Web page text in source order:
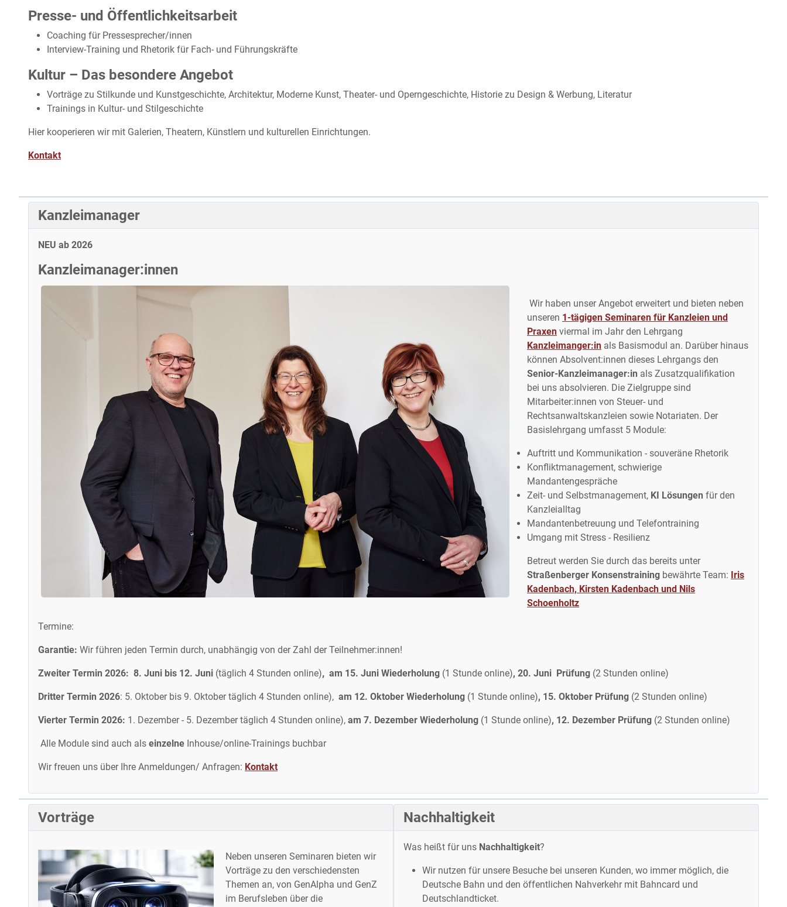
Presse- und Öffentlichkeitsarbeit
Coaching für Pressesprecher/innen
Interview-Training und Rhetorik für Fach- und Führungskräfte
Kultur – Das besondere Angebot
Vorträge zu Stilkunde und Kunstgeschichte, Architektur, Moderne Kunst, Theater- und Operngeschichte, Historie zu Design & Werbung, Literatur
Trainings in Kultur- und Stilgeschichte
Hier kooperieren wir mit Galerien, Theatern, Künstlern und kulturellen Einrichtungen.
Kontakt
Kanzleimanager
NEU ab 2026
Kanzleimanager:innen
Wir haben unser Angebot erweitert und bieten neben
unseren 1-tägigen Seminaren für Kanzleien und
Praxen viermal im Jahr den Lehrgang
Kanzleimanger:in als Basismodul an. Darüber hinaus
können Absolvent:innen dieses Lehrgangs den
Senior-Kanzleimanager:in als Zusatzqualifikation
bei uns absolvieren. Die Zielgruppe sind
Mitarbeiter:innen von Steuer- und
Rechtsanwaltskanzleien sowie Notariaten. Der
Basislehrgang umfasst 5 Module:
Auftritt und Kommunikation - souveräne Rhetorik
Konfliktmanagement, schwierige
Mandantengespräche
Zeit- und Selbstmanagement, KI Lösungen für den
Kanzleialltag
Mandantenbetreuung und Telefontraining
Umgang mit Stress - Resilienz
Betreut werden Sie durch das bereits unter
Straßenberger Konsenstraining bewährte Team: Iris
Kadenbach, Kirsten Kadenbach und Nils
Schoenholtz
Termine:
Garantie: Wir führen jeden Termin durch, unabhängig von der Zahl der Teilnehmer:innen!
Zweiter Termin 2026: 8. Juni bis 12. Juni (täglich 4 Stunden online), am 15. Juni Wiederholung (1 Stunde online), 20. Juni Prüfung (2 Stunden online)
Dritter Termin 2026: 5. Oktober bis 9. Oktober täglich 4 Stunden online), am 12. Oktober Wiederholung (1 Stunde online), 15. Oktober Prüfung (2 Stunden online)
Vierter Termin 2026: 1. Dezember - 5. Dezember täglich 4 Stunden online), am 7. Dezember Wiederholung (1 Stunde online), 12. Dezember Prüfung (2 Stunden online)
Alle Module sind auch als einzelne Inhouse/online-Trainings buchbar
Wir freuen uns über Ihre Anmeldungen/ Anfragen: Kontakt
Vorträge
Neben unseren Seminaren bieten wir
Vorträge zu den verschiedensten
Themen an, von GenAlpha und GenZ
im Berufsleben über die
Nachhaltigkeit
Was heißt für uns Nachhaltigkeit?
Wir nutzen für unsere Besuche bei unseren Kunden, wo immer möglich, die
Deutsche Bahn und den öffentlichen Nahverkehr mit Bahncard und
Deutschlandticket.